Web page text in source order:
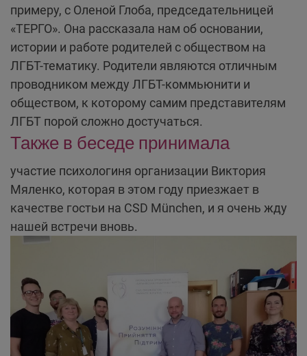
примеру, с Оленой Глоба, председательницей
«ТЕРГО». Она рассказала нам об основании,
истории и работе родителей с обществом на
ЛГБТ-тематику. Родители являются отличным
проводником между ЛГБТ-коммьюнити и
обществом, к которому самим представителям
ЛГБТ порой сложно достучаться.
Также в беседе принимала
участие психологиня организации Виктория
Мяленко, которая в этом году приезжает в
качестве гостьи на CSD München, и я очень жду
нашей встречи вновь.